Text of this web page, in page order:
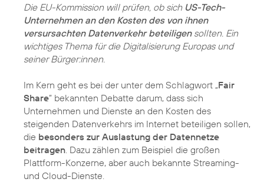
Die EU-Kommission will prüfen, ob sich US-Tech-
Unternehmen an den Kosten des von ihnen
versursachten Datenverkehr beteiligensollten. Ein
wichtiges Thema für die Digitalisierung Europas und
seiner Bürger:innen.
Im Kern geht es bei der unter dem Schlagwort „Fair
Share” bekannten Debatte darum, dass sich
Unternehmen und Dienste an den Kosten des
steigenden Datenverkehrs im Internet beteiligen sollen,
die besonders zur Auslastung der Datennetze
beitragen . Dazu zählen zum Beispiel die großen
Plattform-Konzerne, aber auch bekannte Streaming-
und Cloud-Dienste.